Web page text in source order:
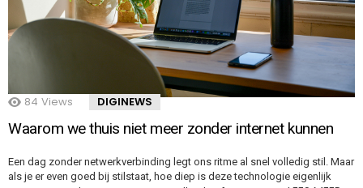
84 Views DIGINEWS
Waarom we thuis niet meer zonder internet kunnen
Een dag zonder netwerkverbinding legt ons ritme al snel volledig stil. Maar
als je er even goed bij stilstaat, hoe diep is deze technologie eigenlijk